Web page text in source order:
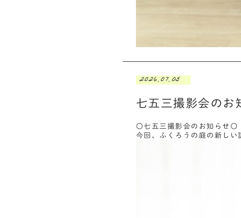
2026.07.05
七五三撮影会のお
〇七五三撮影会のお知らせ〇
今回、ふくろうの庭の新し